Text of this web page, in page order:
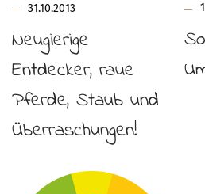
31.10.2013
Neugierige
Entdecker, raue
Pferde, Staub und
Überraschungen!